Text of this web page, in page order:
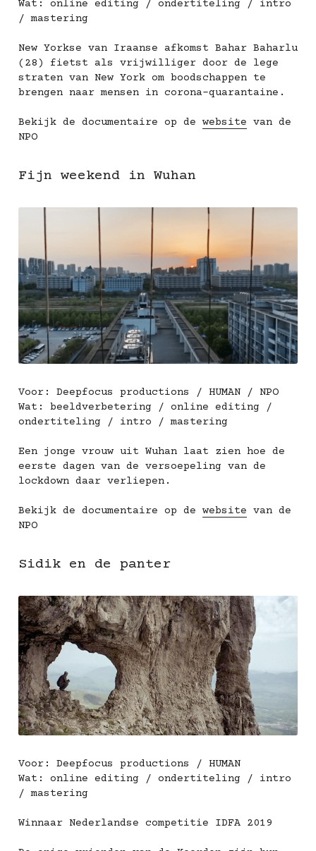
Wat: online editing / ondertiteling / intro
/ mastering
New Yorkse van Iraanse afkomst Bahar Baharlu
(28) fietst als vrijwilliger door de lege
straten van New York om boodschappen te
brengen naar mensen in corona-quarantaine.
Bekijk de documentaire op de website van de
NPO
Fijn weekend in Wuhan​
Voor: Deepfocus productions / HUMAN / NPO
Wat: beeldverbetering / online editing /
ondertiteling / intro / mastering
Een jonge vrouw uit Wuhan laat zien hoe de
eerste dagen van de versoepeling van de
lockdown daar verliepen.
Bekijk de documentaire op de website van de
NPO
Sidik en de panter
Voor: Deepfocus productions / HUMAN
Wat: online editing / ondertiteling / intro
/ mastering
Winnaar Nederlandse competitie IDFA 2019